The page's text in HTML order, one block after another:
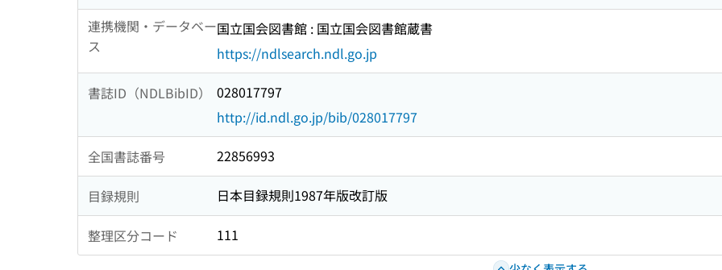
連携機関・データベー
ス
国立国会図書館 : 国立国会図書館蔵書
https://ndlsearch.ndl.go.jp
書誌ID（NDLBibID）
028017797
http://id.ndl.go.jp/bib/028017797
全国書誌番号 22856993
目録規則 日本目録規則1987年版改訂版
整理区分コード 111